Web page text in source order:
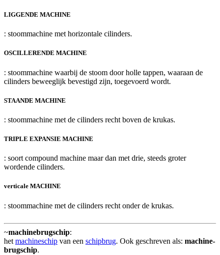
LIGGENDE MACHINE
: stoommachine met horizontale cilinders.
OSCILLERENDE MACHINE
: stoommachine waarbij de stoom door holle tappen, waaraan de
cilinders beweeglijk bevestigd zijn, toegevoerd wordt.
STAANDE MACHINE
: stoommachine met de cilinders recht boven de krukas.
TRIPLE EXPANSIE MACHINE
: soort compound machine maar dan met drie, steeds groter
wordende cilinders.
verticale MACHINE
: stoommachine met de cilinders recht onder de krukas.
~machinebrugschip:
het machineschip van een schipbrug. Ook geschreven als: machine-
brugschip.